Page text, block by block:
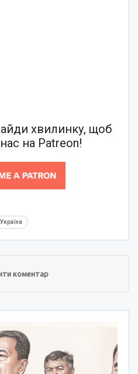
хвилинку, щоб
на Patreon!
Україна
коментар